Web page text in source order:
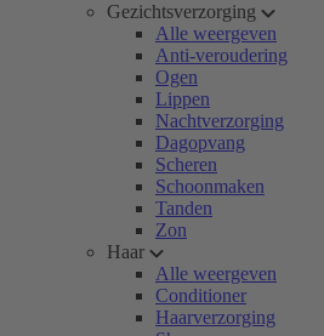
Gezichtsverzorging
Alle weergeven
Anti-veroudering
Ogen
Lippen
Nachtverzorging
Dagopvang
Scheren
Schoonmaken
Tanden
Zon
Haar
Alle weergeven
Conditioner
Haarverzorging